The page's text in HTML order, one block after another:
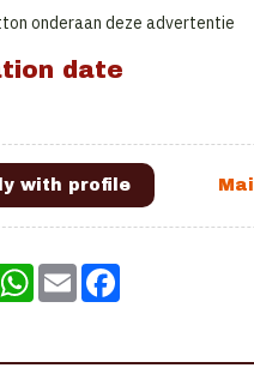
onderaan deze advertentie
date
WhatsApp
Email